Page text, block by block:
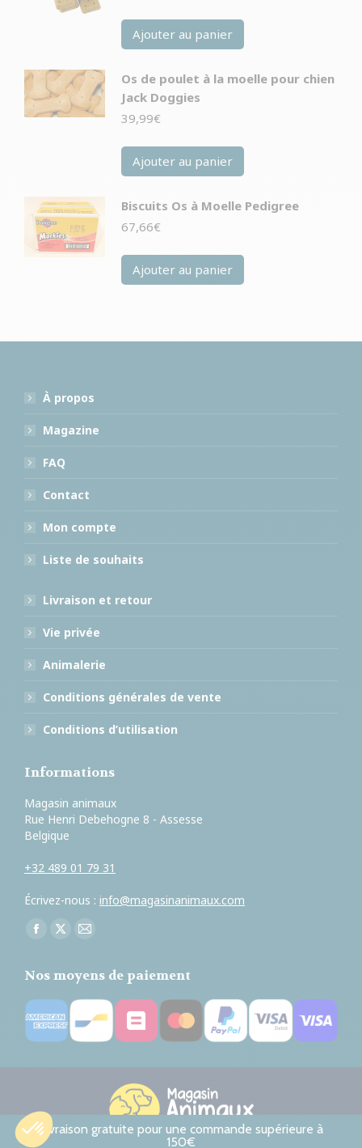
Ajouter au panier
Os de poulet à la moelle pour chien
Jack Doggies
39,99€
Ajouter au panier
Biscuits Os à Moelle Pedigree
67,66€
Ajouter au panier
À propos
Magazine
FAQ
Contact
Mon compte
Liste de souhaits
Livraison et retour
Vie privée
Animalerie
Conditions générales de vente
Conditions d’utilisation
Informations
Magasin animaux
Rue Henri Debehogne 8 - Assesse
Belgique
+32 489 01 79 31
Écrivez-nous : info@magasinanimaux.com
Trouvez nous sur :
Facebook
opens
in
new
window
X
opens
in
new
window
E-
page
opens
in
new
Nos moyens de paiement
© Magasin animaux. All rights reserved.
Livraison gratuite pour une commande supérieure à
150€